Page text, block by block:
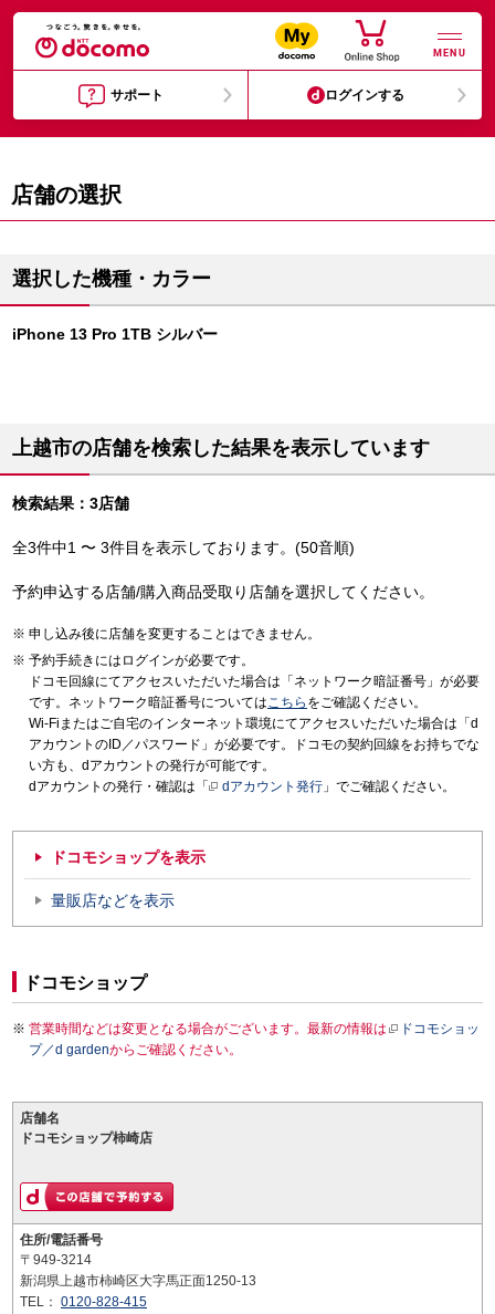
MENU
サポート ログインする
店舗の選択
選択した機種・カラー
iPhone 13 Pro 1TB シルバー
上越市の店舗を検索した結果を表示しています
検索結果：3店舗
全3件中1 〜 3件目を表示しております。(50音順)
予約申込する店舗/購入商品受取り店舗を選択してください。
申し込み後に店舗を変更することはできません。
予約手続きにはログインが必要です。
ドコモ回線にてアクセスいただいた場合は「ネットワーク暗証番号」が必要
です。ネットワーク暗証番号についてはこちら をご確認ください。
Wi-Fiまたはご自宅のインターネット環境にてアクセスいただいた場合は「d
アカウントのID／パスワード」が必要です。ドコモの契約回線をお持ちでな
い方も、dアカウントの発行が可能です。
dアカウントの発行・確認は「
dアカウント発行 」でご確認ください。
ドコモショップを表示
量販店などを表示
ドコモショップ
営業時間などは変更となる場合がございます。最新の情報は
ドコモショッ
プ／d gardenからご確認ください。
店舗名
ドコモショップ柿崎店
住所/電話番号
〒949-3214
新潟県上越市柿崎区大字馬正面1250-13
TEL： 0120-828-415